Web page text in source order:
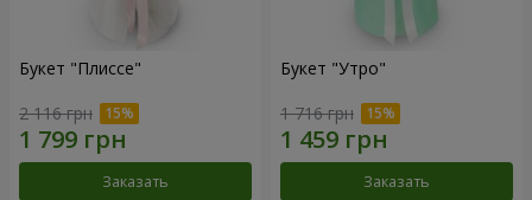
Букет "Плиссе"
2 116 грн
Заказать
Букет "Утро"
1 716 грн
Заказать